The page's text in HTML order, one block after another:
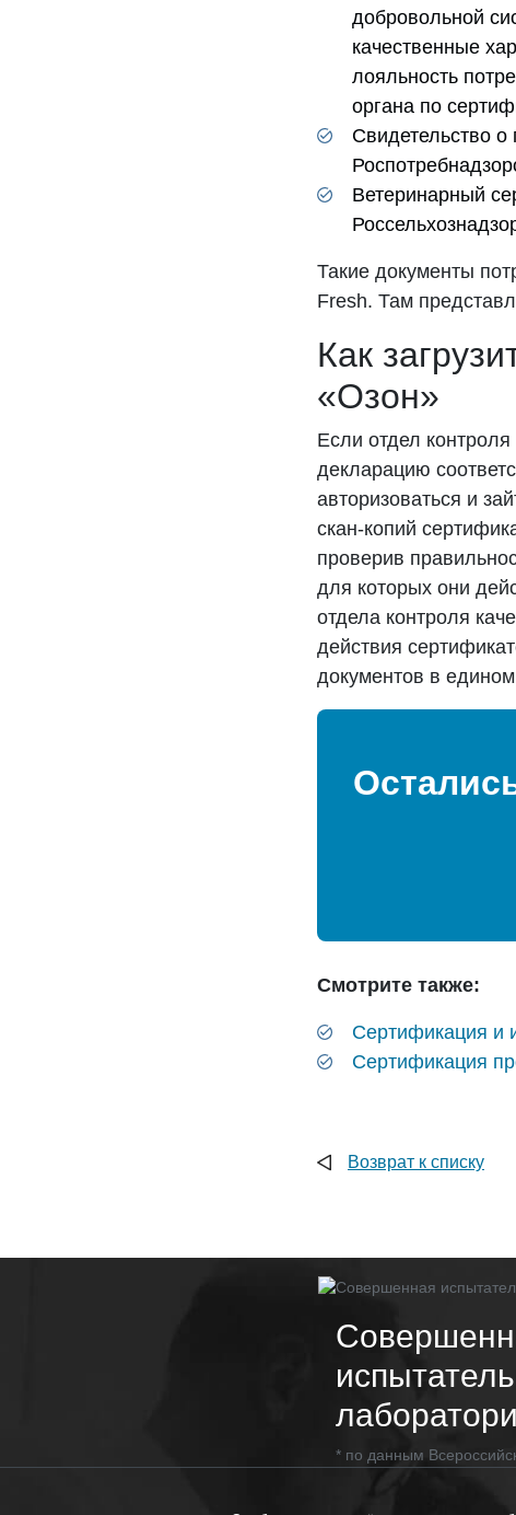
добровольной
качественные
лояльность
органа по
Свидетельство
Ветеринарный
Такие документы
Fresh. Там
Как
«Озон»
Если отдел
декларацию
авторизоваться и
скан-копий
проверив
для которых они
отдела контроля
действия
документов в
Смотрите также:
Сертификация и
Сертификация
Возврат к списку
* по данным